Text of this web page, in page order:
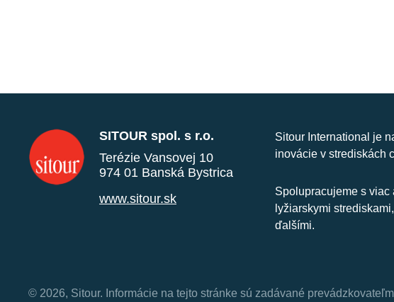
SITOUR spol. s r.o.
Terézie Vansovej 10
974 01 Banská Bystrica
www.sitour.sk
Sitour International je
inovácie v strediskách
Spolupracujeme s viac
lyžiarskymi
ďalšími.
© 2026, Sitour. Informácie na tejto stránke sú zadávané